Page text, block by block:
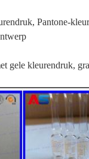
Pantone-
gele kleurendruk,